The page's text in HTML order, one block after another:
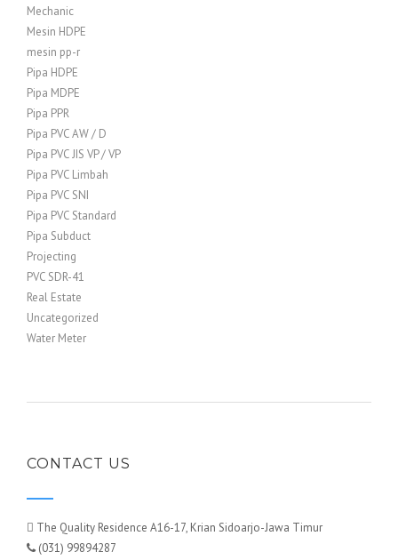
Mechanic
Mesin HDPE
mesin pp-r
Pipa HDPE
Pipa MDPE
Pipa PPR
Pipa PVC AW / D
Pipa PVC JIS VP / VP
Pipa PVC Limbah
Pipa PVC SNI
Pipa PVC Standard
Pipa Subduct
Projecting
PVC SDR-41
Real Estate
Uncategorized
Water Meter
CONTACT US
The Quality Residence A16-17, Krian Sidoarjo-Jawa Timur
(031) 99894287